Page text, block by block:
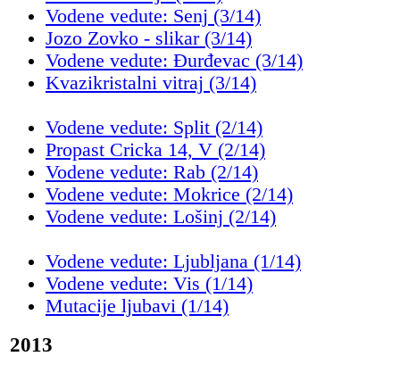
Vodene vedute: Senj (3/14)
Jozo Zovko - slikar (3/14)
Vodene vedute: Đurđevac (3/14)
Kvazikristalni vitraj (3/14)
Vodene vedute: Split (2/14)
Propast Cricka 14, V (2/14)
Vodene vedute: Rab (2/14)
Vodene vedute: Mokrice (2/14)
Vodene vedute: Lošinj (2/14)
Vodene vedute: Ljubljana (1/14)
Vodene vedute: Vis (1/14)
Mutacije ljubavi (1/14)
2013